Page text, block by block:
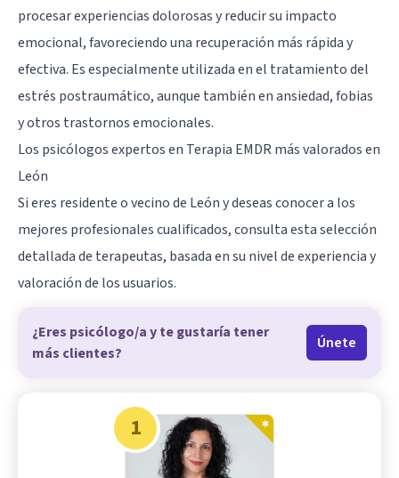
procesar experiencias dolorosas y reducir su impacto
emocional, favoreciendo una recuperación más rápida y
efectiva. Es especialmente utilizada en el tratamiento del
estrés postraumático, aunque también en ansiedad, fobias
y otros trastornos emocionales.
Los psicólogos expertos en Terapia EMDR más valorados en
León
Si eres residente o vecino de León y deseas conocer a los
mejores profesionales cualificados, consulta esta selección
detallada de terapeutas, basada en su nivel de experiencia y
valoración de los usuarios.
¿Eres psicólogo/a y te gustaría tener
más clientes?
Únete
1